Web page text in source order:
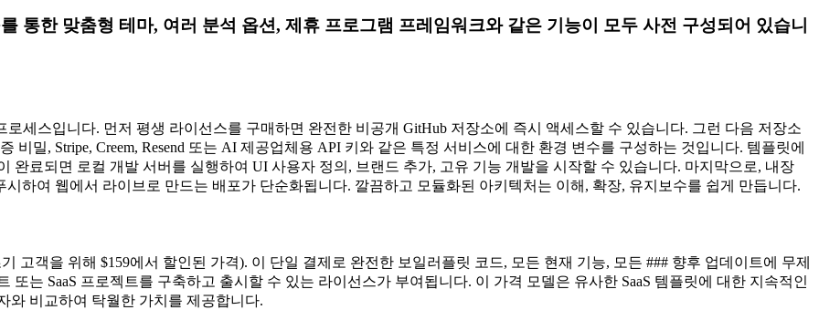
통한 맞춤형 테마, 여러 분석 옵션, 제휴 프로그램 프레임워크와 같은 기능이 모두 사전 구성되어 있습니
로세스입니다. 먼저 평생 라이선스를 구매하면 완전한 비공개 GitHub 저장소에 즉시 액세스할 수 있습니다. 그런 다음 저장소
밀, Stripe, Creem, Resend 또는 AI 제공업체용 API 키와 같은 특정 서비스에 대한 환경 변수를 구성하는 것입니다. 템플릿에
완료되면 로컬 개발 서버를 실행하여 UI 사용자 정의, 브랜드 추가, 고유 기능 개발을 시작할 수 있습니다. 마지막으로, 내장
시하여 웹에서 라이브로 만드는 배포가 단순화됩니다. 깔끔하고 모듈화된 아키텍처는 이해, 확장, 유지보수를 쉽게 만듭니다.
고객을 위해 $159에서 할인된 가격). 이 단일 결제로 완전한 보일러플릿 코드, 모든 현재 기능, 모든 ### 향후 업데이트에 무제
는 SaaS 프로젝트를 구축하고 출시할 수 있는 라이선스가 부여됩니다. 이 가격 모델은 유사한 SaaS 템플릿에 대한 지속적인
와 비교하여 탁월한 가치를 제공합니다.